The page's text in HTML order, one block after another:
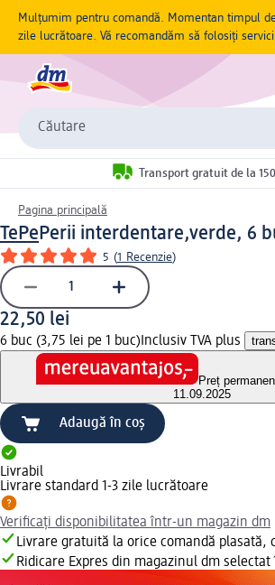
Mulțumim pentru comandă. Momentan timpul
zile lucrătoare. Vă recomandăm să folosiți
Căutare
Transport gratuit de la
Pagina principală
TePePerii interdentare,verde, 6
5 (1 Recenzie)
22,50 lei
6 buc (3,75 lei pe 1 buc) Inclusiv TVA plus
Preț
11.09.2025
Adaugă în coș
Livrabil
Livrare standard 1-3 zile lucrătoare
Verificați disponibilitatea într-un magazin dm
Livrare gratuită la orice comandă plasată,
Ridicare Expres din magazinul dm